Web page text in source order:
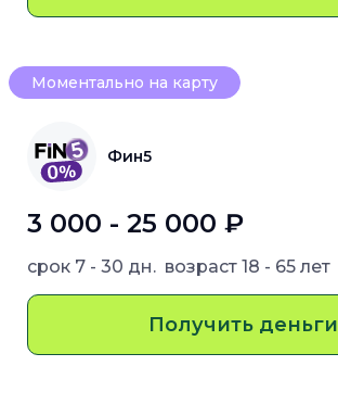
Моментально на карту
Фин5
3 000 - 25 000 ₽
срок 7 - 30 дн. возраст 18 - 65 лет
Получить деньги